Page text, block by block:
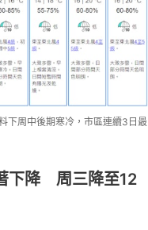
下周中後期寒冷，市區連續3日最
下降 周三降至12